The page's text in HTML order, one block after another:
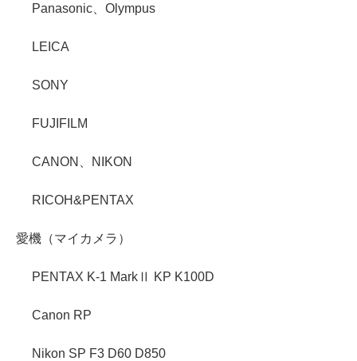
Panasonic、Olympus
LEICA
SONY
FUJIFILM
CANON、NIKON
RICOH&PENTAX
愛機（マイカメラ）
PENTAX K-1 MarkⅡ KP K100D
Canon RP
Nikon SP F3 D60 D850